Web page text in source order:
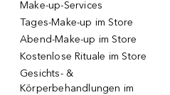
Make-up-Services
Tages-Make-up im Store
Abend-Make-up im Store
Kostenlose Rituale im Store
Gesichts- &
Körperbehandlungen im